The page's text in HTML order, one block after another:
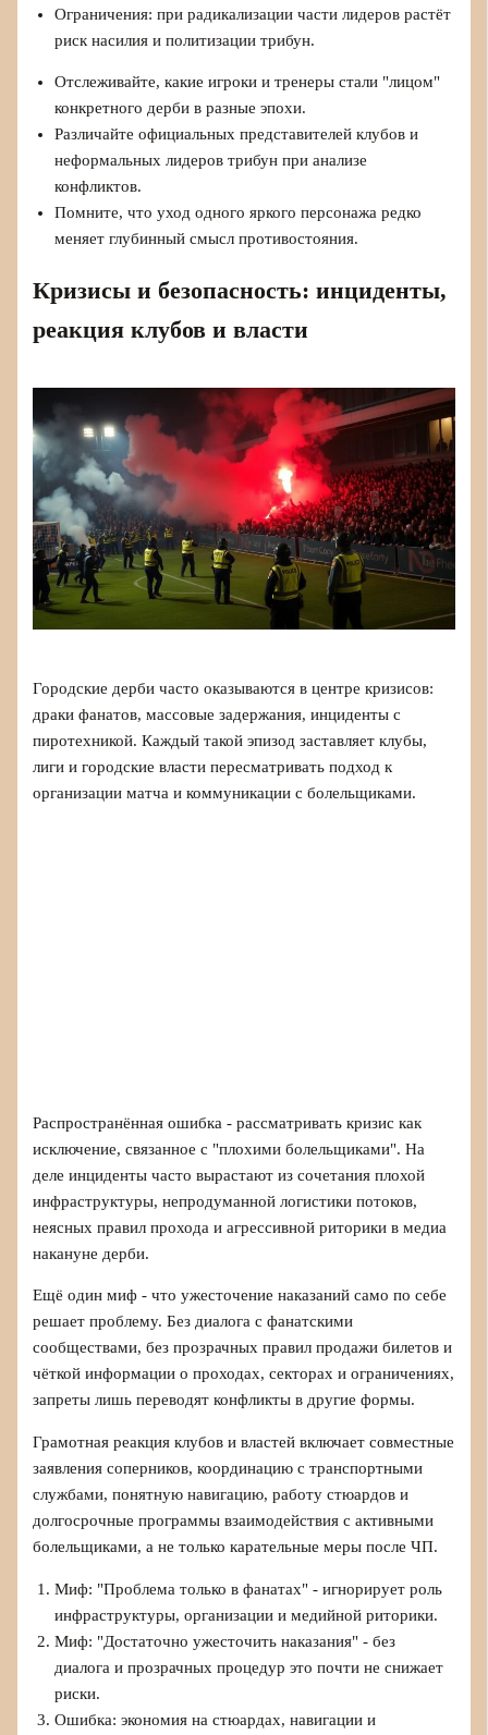
Ограничения: при радикализации части лидеров растёт
риск насилия и политизации трибун.
Отслеживайте, какие игроки и тренеры стали "лицом"
конкретного дерби в разные эпохи.
Различайте официальных представителей клубов и
неформальных лидеров трибун при анализе
конфликтов.
Помните, что уход одного яркого персонажа редко
меняет глубинный смысл противостояния.
Кризисы и безопасность: инциденты,
реакция клубов и власти
Городские дерби часто оказываются в центре кризисов:
драки фанатов, массовые задержания, инциденты с
пиротехникой. Каждый такой эпизод заставляет клубы,
лиги и городские власти пересматривать подход к
организации матча и коммуникации с болельщиками.
Распространённая ошибка - рассматривать кризис как
исключение, связанное с "плохими болельщиками". На
деле инциденты часто вырастают из сочетания плохой
инфраструктуры, непродуманной логистики потоков,
неясных правил прохода и агрессивной риторики в медиа
накануне дерби.
Ещё один миф - что ужесточение наказаний само по себе
решает проблему. Без диалога с фанатскими
сообществами, без прозрачных правил продажи билетов и
чёткой информации о проходах, секторах и ограничениях,
запреты лишь переводят конфликты в другие формы.
Грамотная реакция клубов и властей включает совместные
заявления соперников, координацию с транспортными
службами, понятную навигацию, работу стюардов и
долгосрочные программы взаимодействия с активными
болельщиками, а не только карательные меры после ЧП.
Миф: "Проблема только в фанатах" - игнорирует роль
инфраструктуры, организации и медийной риторики.
Миф: "Достаточно ужесточить наказания" - без
диалога и прозрачных процедур это почти не снижает
риски.
Ошибка: экономия на стюардах, навигации и